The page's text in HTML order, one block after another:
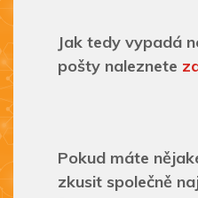
Jak tedy vypadá
pošty naleznete
Pokud máte
zkusit společně